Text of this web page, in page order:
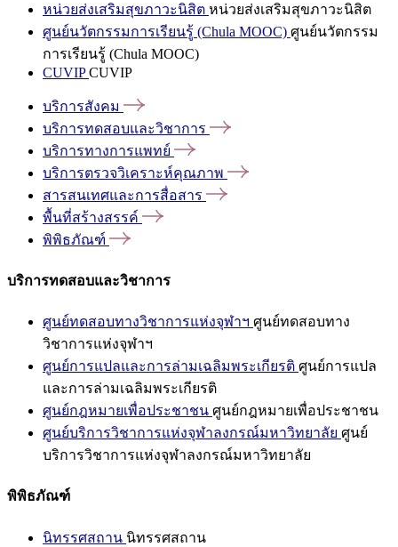
หน่วยส่งเสริมสุขภาวะนิสิต หน่วยส่งเสริมสุขภาวะนิสิต
ศูนย์นวัตกรรมการเรียนรู้ (Chula MOOC) ศูนย์นวัตกรรม
การเรียนรู้ (Chula MOOC)
CUVIPCUVIP
บริการสังคม
บริการทดสอบและวิชาการ
บริการทางการแพทย์
บริการตรวจวิเคราะห์คุณภาพ
สารสนเทศและการสื่อสาร
พื้นที่สร้างสรรค์
พิพิธภัณฑ์
บริการทดสอบและวิชาการ
ศูนย์ทดสอบทางวิชาการแห่งจุฬาฯ ศูนย์ทดสอบทาง
วิชาการแห่งจุฬาฯ
ศูนย์การแปลและการล่ามเฉลิมพระเกียรติ ศูนย์การแปล
และการล่ามเฉลิมพระเกียรติ
ศูนย์กฎหมายเพื่อประชาชน ศูนย์กฎหมายเพื่อประชาชน
ศูนย์บริการวิชาการแห่งจุฬาลงกรณ์มหาวิทยาลัย ศูนย์
บริการวิชาการแห่งจุฬาลงกรณ์มหาวิทยาลัย
พิพิธภัณฑ์
นิทรรศสถาน นิทรรศสถาน